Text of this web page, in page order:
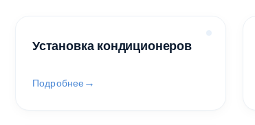
Установка кондиционеров
Подробнее